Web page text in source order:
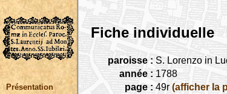
Présentation
Fiche individuelle
paroisse : S. Lorenzo in
année : 1788
page : 49r (afficher la